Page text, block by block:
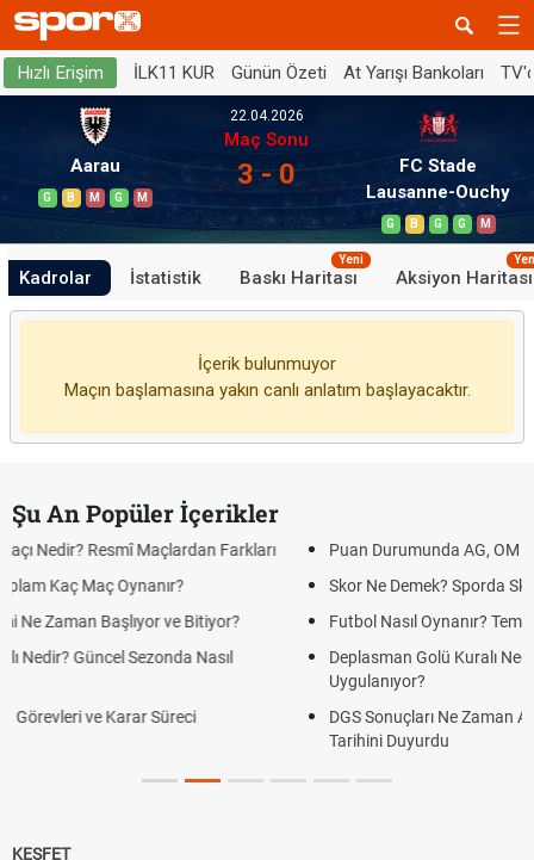
Hızlı Erişim İLK11 KUR Günün Özeti At Yarışı Bankoları
Aarau
G B M G M
22.04.2026
Maç Sonu
3 - 0
FC Stade
Lausanne-Ouchy
G B G G M
Kadrolar İstatistik Baskı Haritası
Yeni
Aksiyon Haritası
İçerik bulunmuyor
Maçın başlamasına yakın canlı anlatım başlayacaktır.
Şu An Popüler İçerikler
Farkları
Bitiyor?
Nasıl
Puan Durumunda AG, OM ve Diğer Kısaltmalar
Skor Ne Demek? Sporda Skor ve Sonuç
Futbol Nasıl Oynanır? Temel Futbol Kuralları
Deplasman Golü Kuralı Nedir? Hangi
DGS Sonuçları Ne Zaman Açıklanacak 2026?
KEŞFET